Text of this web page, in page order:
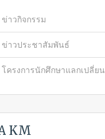
ข่าวกิจกรรม
ข่าวประชาสัมพันธ์
โครงการนักศึกษาแลกเปลี่ยน
KM